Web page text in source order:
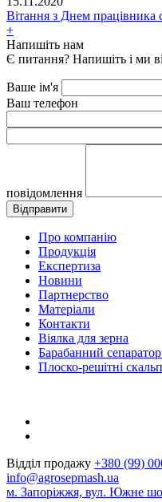
Вітання з Днем працівника
+
Напишіть нам
Є питання? Напишіть і ми
Ваше ім'я
Ваш телефон
повідомлення
Про компанію
Продукція
Експертиза
Новини
Партнерство
Матеріали
Контакти
Віялка для зерна
Барабанний
Плоско-решітні
Відділ продажу +380 (99)
info@agrosepmash.ua
м. Запоріжжя, вул. Южне